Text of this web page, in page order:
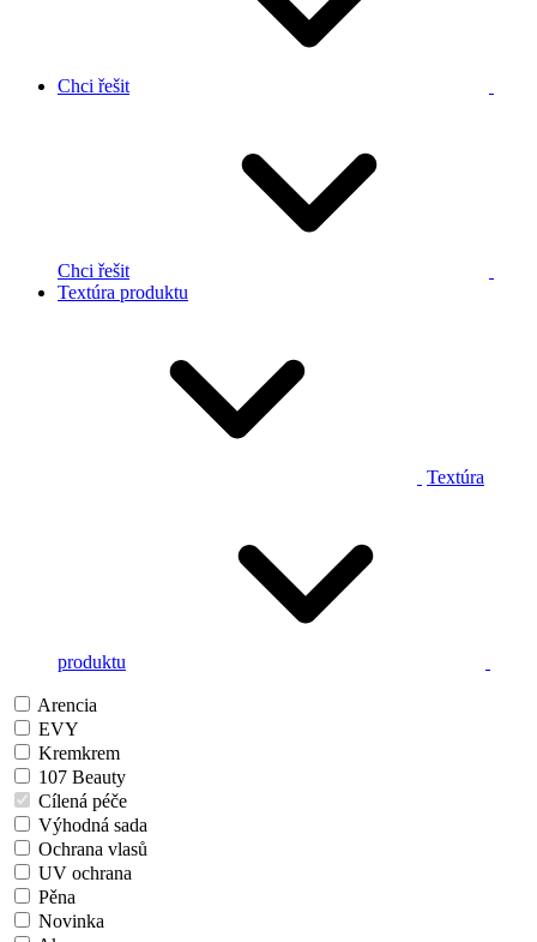
Chci řešit
Chci řešit
Textúra produktu
Textúra
produktu
Arencia
EVY
Kremkrem
107 Beauty
Cílená péče
Výhodná sada
Ochrana vlasů
UV ochrana
Pěna
Novinka